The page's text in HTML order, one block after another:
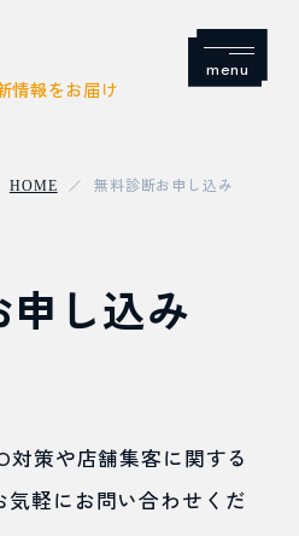
情報をお届け
HOME 無料診断お申し込み
し込み
対策や店舗集客に関する
気軽にお問い合わせくだ